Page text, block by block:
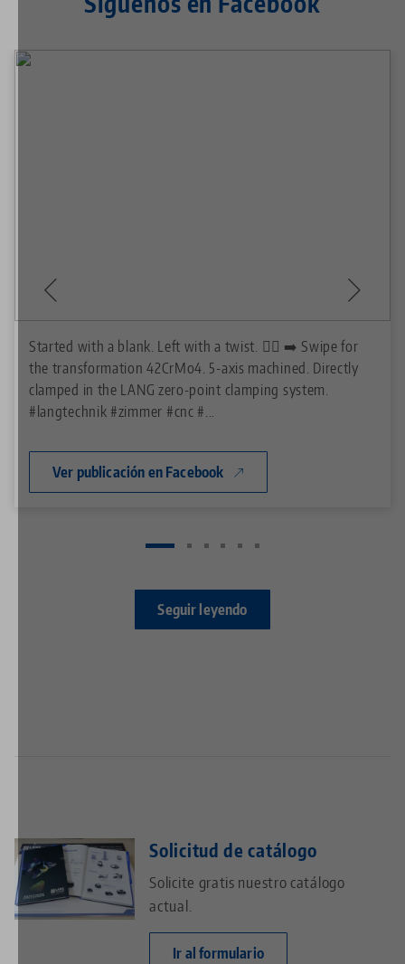
Started with a blank. Left with a twist. 😵‍💫 ➡️ Swipe for
the transformation 42CrMo4. 5-axis machined. Directly
clamped in the LANG zero-point clamping system.
#langtechnik #zimmer #cnc #...
Ver publicación en Facebook
Seguir leyendo
Solicitud de catálogo
Solicite gratis nuestro catálogo
actual.
Ir al formulario